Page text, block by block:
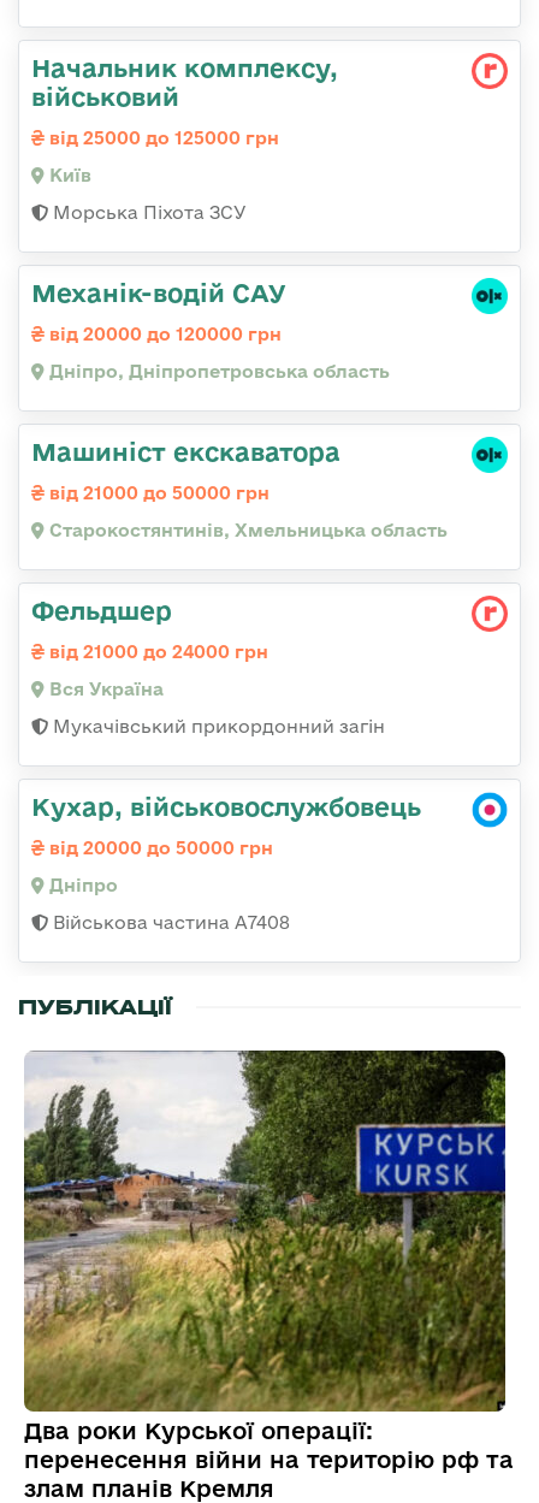
Начальник комплексу,
військовий
від 25000 до 125000 грн
Київ
Морська Піхота ЗСУ
Механік-водій САУ
від 20000 до 120000 грн
Дніпро, Дніпропетровська область
Машиніст екскаватора
від 21000 до 50000 грн
Старокостянтинів, Хмельницька область
Фельдшер
від 21000 до 24000 грн
Вся Україна
Мукачівський прикордонний загін
Кухар, військовослужбовець
від 20000 до 50000 грн
Дніпро
Військова частина А7408
ПУБЛІКАЦІЇ
Два роки Курської операції:
перенесення війни на територію рф та
злам планів Кремля